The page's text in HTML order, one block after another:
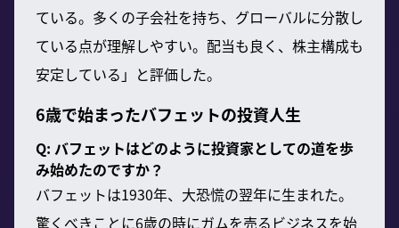
ている。多くの子会社を持ち、グローバルに分散し
ている点が理解しやすい。配当も良く、株主構成も
安定している」と評価した。
6歳で始まったバフェットの投資人生
Q: バフェットはどのように投資家としての道を歩
み始めたのですか？
バフェットは1930年、大恐慌の翌年に生まれた。
驚くべきことに6歳の時にガムを売るビジネスを始